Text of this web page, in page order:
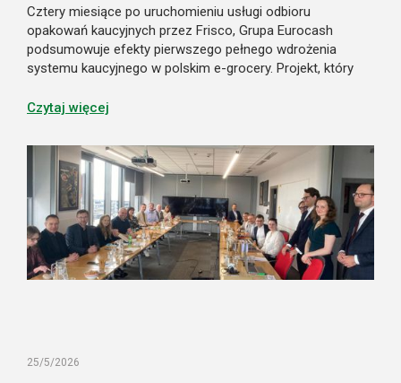
Cztery miesiące po uruchomieniu usługi odbioru
opakowań kaucyjnych przez Frisco, Grupa Eurocash
podsumowuje efekty pierwszego pełnego wdrożenia
systemu kaucyjnego w polskim e-grocery. Projekt, który
w nowym systemie, stał się jednocześnie istotnym
marki. Pokazuje on także nowy model obsługi systemu
kaucyjnego w zakupach online.
Czytaj więcej
25/5/2026